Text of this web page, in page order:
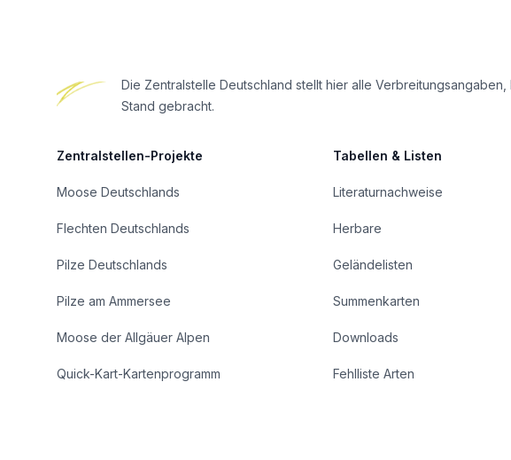
Die Zentralstelle Deutschland stellt hier alle
Stand gebracht.
Zentralstellen-Projekte
Moose Deutschlands
Flechten Deutschlands
Pilze Deutschlands
Pilze am Ammersee
Moose der Allgäuer Alpen
Quick-Kart-Kartenprogramm
Tabellen & Listen
Literaturnachweise
Herbare
Geländelisten
Summenkarten
Downloads
Fehlliste Arten